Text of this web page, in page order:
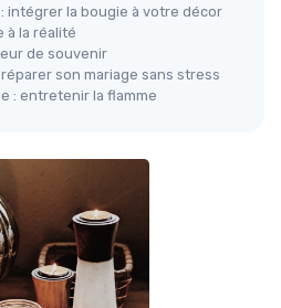
intégrer la bougie à votre décor
à la réalité
de souvenir
son mariage sans stress
: entretenir la flamme